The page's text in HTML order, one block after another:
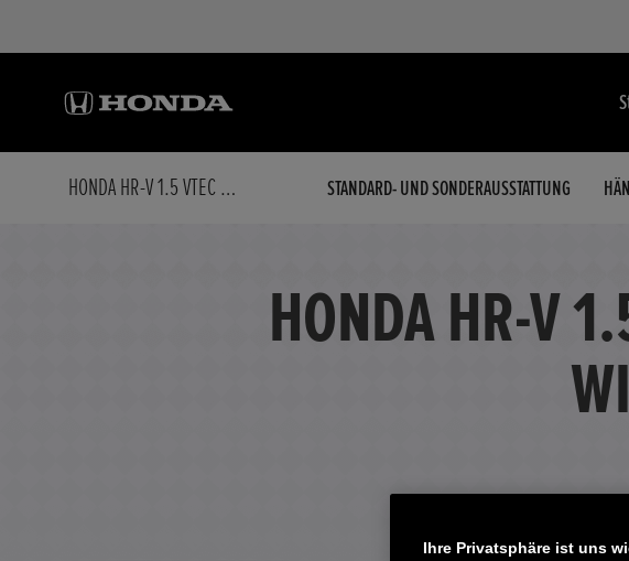
HONDA HR-V 1.5 VTEC TURBO SPORT CVT WINTERRÄDER STANDARD- UND SONDERAUSSTATTUNG
HONDA HR-V
Ihre Privatsphäre ist uns